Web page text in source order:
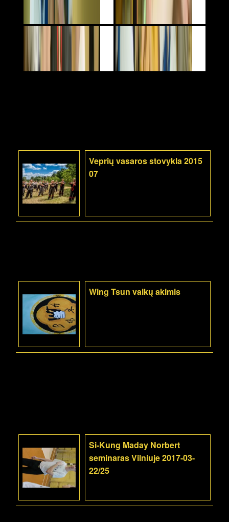
Veprių vasaros stovykla 2015
07
Wing Tsun vaikų akimis
Si-Kung Maday Norbert
seminaras Vilniuje 2017-03-
22/25